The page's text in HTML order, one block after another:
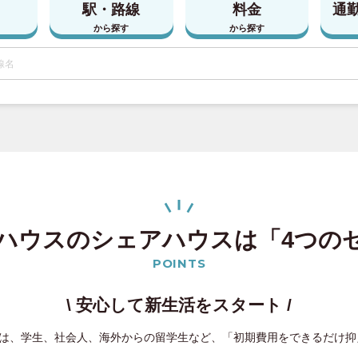
駅・路線
から探す
料金
から探す
通
ウスのシェアハウスは 「4つの
POINTS
\ 安心して新生活をスタート /
、学生、社会人、海外からの留学生など、「初期費用をできるだけ